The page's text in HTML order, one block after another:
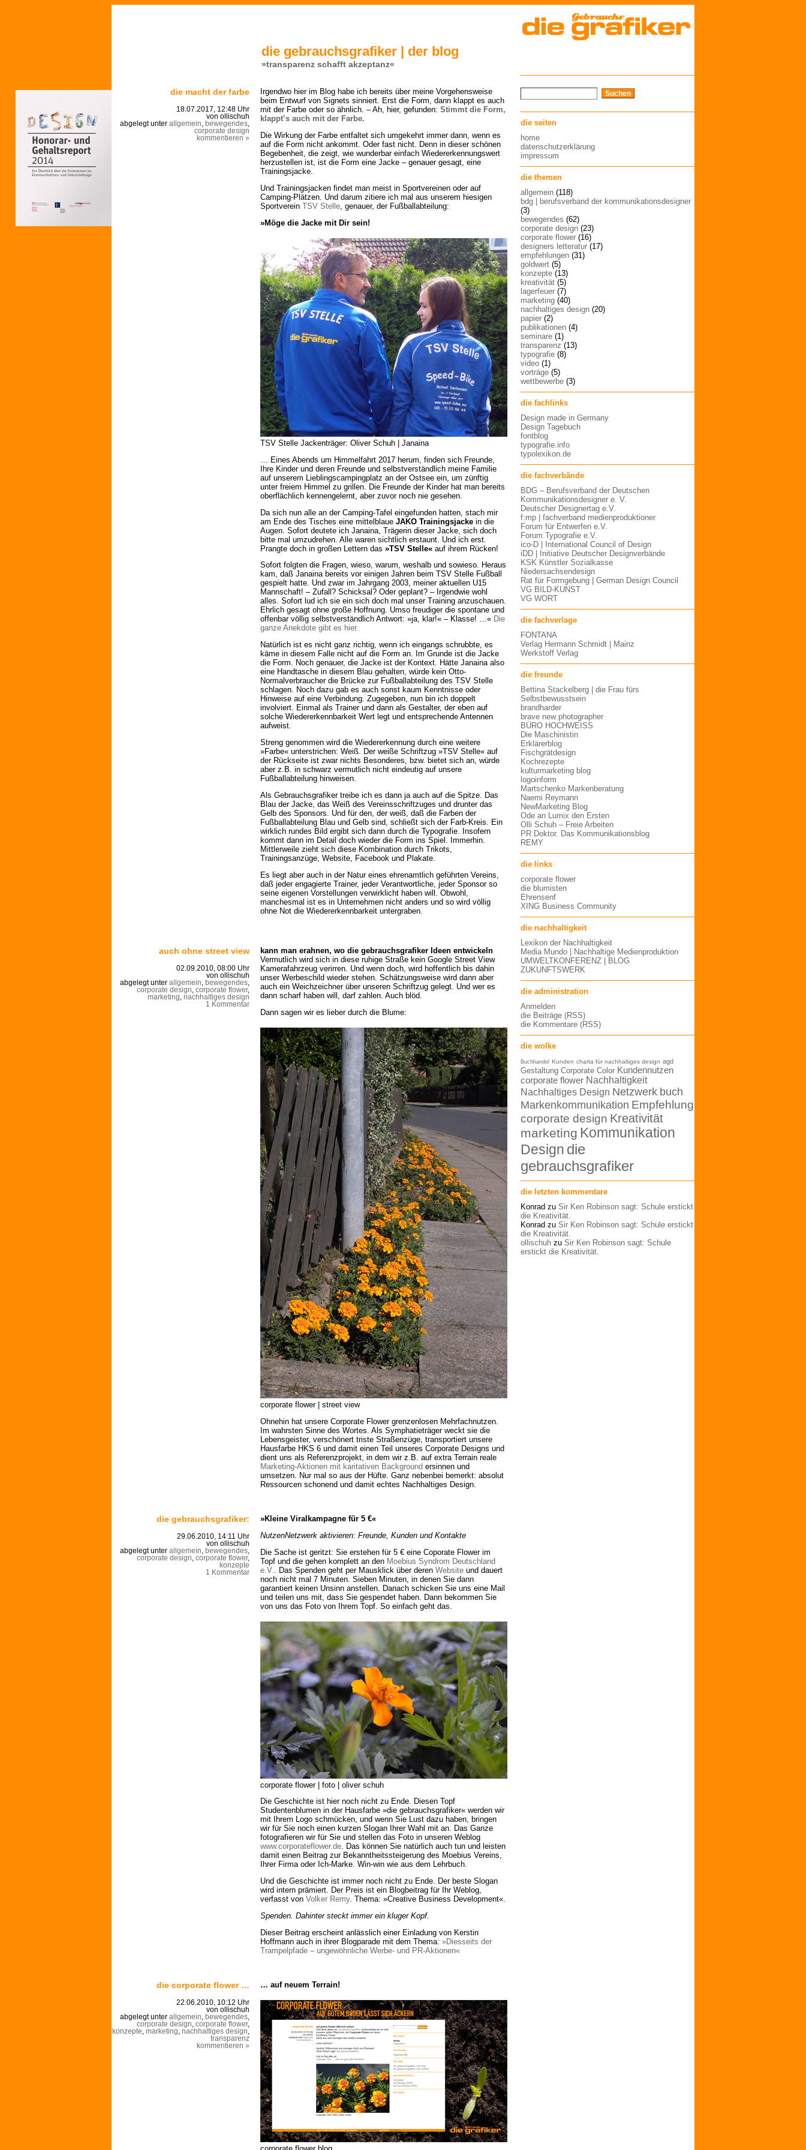
die gebrauchsgrafiker | der blog
»transparenz schafft akzeptanz«
die macht der farbe
18.07.2017, 12:48 Uhr
von ollischuh
abgelegt unter allgemein bewegendes
corporate design
kommentieren »
Irgendwo hier im Blog habe ich bereits über meine Vorgehensweise
beim Entwurf von Signets sinniert. Erst die Form, dann klappt es auch
mit der Farbe oder so ähnlich. – Ah, hier, gefunden: Stimmt die Form,
klappt’s auch mit der Farbe.
Die Wirkung der Farbe entfaltet sich umgekehrt immer dann, wenn es
auf die Form nicht ankommt. Oder fast nicht. Denn in dieser schönen
Begebenheit, die zeigt, wie wunderbar einfach Wiedererkennungswert
herzustellen ist, ist die Form eine Jacke – genauer gesagt, eine
Trainingsjacke.
Und Trainingsjacken findet man meist in Sportvereinen oder auf
Camping-Plätzen. Und darum zitiere ich mal aus unserem hiesigen
Sportverein TSV Stelle , genauer, der Fußballabteilung:
»Möge die Jacke mit Dir sein!
TSV Stelle Jackenträger: Oliver Schuh | Janaina
… Eines Abends um Himmelfahrt 2017 herum, finden sich Freunde,
Ihre Kinder und deren Freunde und selbstverständlich meine Familie
auf unserem Lieblingscampingplatz an der Ostsee ein, um zünftig
unter freiem Himmel zu grillen. Die Freunde der Kinder hat man bereits
oberflächlich kennengelernt, aber zuvor noch nie gesehen.
Da sich nun alle an der Camping-Tafel eingefunden hatten, stach mir
am Ende des Tisches eine mittelblaue JAKO Trainingsjacke in die
Augen. Sofort deutete ich Janaina, Trägerin dieser Jacke, sich doch
bitte mal umzudrehen. Alle waren sichtlich erstaunt. Und ich erst.
Prangte doch in großen Lettern das »TSV Stelle« auf ihrem Rücken!
Sofort folgten die Fragen, wieso, warum, weshalb und sowieso. Heraus
kam, daß Janaina bereits vor einigen Jahren beim TSV Stelle Fußball
gespielt hatte. Und zwar im Jahrgang 2003, meiner aktuellen U15
Mannschaft! – Zufall? Schicksal? Oder geplant? – Irgendwie wohl
alles. Sofort lud ich sie ein sich doch mal unser Training anzuschauen.
Ehrlich gesagt ohne große Hoffnung. Umso freudiger die spontane und
offenbar völlig selbstverständlich Antwort: »ja, klar!« – Klasse! …« Die
ganze Anekdote gibt es hier.
Natürlich ist es nicht ganz richtig, wenn ich eingangs schrubbte, es
käme in diesem Falle nicht auf die Form an. Im Grunde ist die Jacke
die Form. Noch genauer, die Jacke ist der Kontext. Hätte Janaina also
eine Handtasche in diesem Blau gehalten, würde kein Otto-
Normalverbraucher die Brücke zur Fußballabteilung des TSV Stelle
schlagen. Noch dazu gab es auch sonst kaum Kenntnisse oder
Hinweise auf eine Verbindung. Zugegeben, nun bin ich doppelt
involviert. Einmal als Trainer und dann als Gestalter, der eben auf
solche Wiedererkennbarkeit Wert legt und entsprechende Antennen
aufweist.
Streng genommen wird die Wiedererkennung durch eine weitere
»Farbe« unterstrichen: Weiß. Der weiße Schriftzug »TSV Stelle« auf
der Rückseite ist zwar nichts Besonderes, bzw. bietet sich an, würde
aber z.B. in schwarz vermutlich nicht eindeutig auf unsere
Fußballabteilung hinweisen.
Als Gebrauchsgrafiker treibe ich es dann ja auch auf die Spitze. Das
Blau der Jacke, das Weiß des Vereinsschriftzuges und drunter das
Gelb des Sponsors. Und für den, der weiß, daß die Farben der
Fußballabteilung Blau und Gelb sind, schließt sich der Farb-Kreis. Ein
wirklich rundes Bild ergibt sich dann durch die Typografie. Insofern
kommt dann im Detail doch wieder die Form ins Spiel. Immerhin.
Mittlerweile zieht sich diese Kombination durch Trikots,
Trainingsanzüge, Website, Facebook und Plakate.
Es liegt aber auch in der Natur eines ehrenamtlich geführten Vereins,
daß jeder engagierte Trainer, jeder Verantwortliche, jeder Sponsor so
seine eigenen Vorstellungen verwirklicht haben will. Obwohl,
manchesmal ist es in Unternehmen nicht anders und so wird völlig
ohne Not die Wiedererkennbarkeit untergraben.
auch ohne street view
02.09.2010, 08:00 Uhr
von ollischuh
abgelegt unter allgemein bewegendes
corporate design corporate flower,
marketing nachhaltiges design
1 Kommentar
kann man erahnen, wo die gebrauchsgrafiker Ideen entwickeln
Vermutlich wird sich in diese ruhige Straße kein Google Street View
Kamerafahrzeug verirren. Und wenn doch, wird hoffentlich bis dahin
unser Werbeschild wieder stehen. Schätzungsweise wird dann aber
auch ein Weichzeichner über unseren Schriftzug gelegt. Und wer es
dann scharf haben will, darf zahlen. Auch blöd.
Dann sagen wir es lieber durch die Blume:
corporate flower | street view
Ohnehin hat unsere Corporate Flower grenzenlosen Mehrfachnutzen.
Im wahrsten Sinne des Wortes. Als Symphatieträger weckt sie die
Lebensgeister, verschönert triste Straßenzüge, transportiert unsere
Hausfarbe HKS 6 und damit einen Teil unseres Corporate Designs und
dient uns als Referenzprojekt, in dem wir z.B. auf extra Terrain reale
Marketing-Aktionen mit karitativen Background ersinnen und
umsetzen. Nur mal so aus der Hüfte. Ganz nebenbei bemerkt: absolut
Ressourcen schonend und damit echtes Nachhaltiges Design.
die gebrauchsgrafiker:
29.06.2010, 14:11 Uhr
von ollischuh
abgelegt unter allgemein bewegendes
corporate design corporate flower,
konzepte
1 Kommentar
»Kleine Viralkampagne für 5 €«
NutzenNetzwerk aktivieren: Freunde, Kunden und Kontakte
Die Sache ist geritzt: Sie erstehen für 5 € eine Coporate Flower im
Topf und die gehen komplett an den Moebius Syndrom Deutschland
e.V.
. Das Spenden geht per Mausklick über deren Website und dauert
noch nicht mal 7 Minuten. Sieben Minuten, in denen Sie dann
garantiert keinen Unsinn anstellen. Danach schicken Sie uns eine Mail
und teilen uns mit, dass Sie gespendet haben. Dann bekommen Sie
von uns das Foto von Ihrem Topf. So einfach geht das.
corporate flower | foto | oliver schuh
Die Geschichte ist hier noch nicht zu Ende. Diesen Topf
Studentenblumen in der Hausfarbe »die gebrauchsgrafiker« werden wir
mit Ihrem Logo schmücken, und wenn Sie Lust dazu haben, bringen
wir für Sie noch einen kurzen Slogan Ihrer Wahl mit an. Das Ganze
fotografieren wir für Sie und stellen das Foto in unseren Weblog
www.corporateflower.de. Das können Sie natürlich auch tun und leisten
damit einen Beitrag zur Bekanntheitssteigerung des Moebius Vereins,
Ihrer Firma oder Ich-Marke. Win-win wie aus dem Lehrbuch.
Und die Geschichte ist immer noch nicht zu Ende. Der beste Slogan
wird intern prämiert. Der Preis ist ein Blogbeitrag für Ihr Weblog,
verfasst von Volker Remy. Thema: »Creative Business Development«.
Spenden. Dahinter steckt immer ein kluger Kopf.
Dieser Beitrag erscheint anlässlich einer Einladung von Kerstin
Hoffmann auch in ihrer Blogparade mit dem Thema: »Diesseits der
Trampelpfade – ungewöhnliche Werbe- und PR-Aktionen«
die corporate flower …
22.06.2010, 10:12 Uhr
von ollischuh
abgelegt unter allgemein bewegendes
corporate design corporate flower,
konzepte marketing nachhaltiges design
transparenz
kommentieren »
… auf neuem Terrain!
die seiten
home
datenschutzerklärung
impressum
die themen
allgemein (118)
bdg | berufsverband der kommunikationsdesigner
(3)
bewegendes (62)
corporate design (23)
corporate flower (16)
designers letteratur (17)
empfehlungen (31)
goldwert (5)
konzepte (13)
kreativität (5)
lagerfeuer (7)
marketing (40)
nachhaltiges design (20)
papier (2)
publikationen (4)
seminare (1)
transparenz (13)
typografie (8)
video (1)
vorträge (5)
wettbewerbe (3)
die fachlinks
Design made in Germany
Design Tagebuch
fontblog
typografie.info
typolexikon.de
die fachverbände
BDG – Berufsverband der Deutschen
Kommunikationsdesigner e. V.
Deutscher Designertag e.V.
f:mp | fachverband medienproduktioner
Forum für Entwerfen e.V.
Forum Typografie e.V.
ico-D | International Council of Design
iDD | Initiative Deutscher Designverbände
KSK Künstler Sozialkasse
Niedersachsendesign
Rat für Formgebung | German Design Council
VG BILD-KUNST
VG WORT
die fachverlage
FONTANA
Verlag Hermann Schmidt | Mainz
Werkstoff Verlag
die freunde
Bettina Stackelberg | die Frau fürs
Selbstbewusstsein
brandharder
brave new photographer
BÜRO HOCHWEISS
Die Maschinistin
Erklärerblog
Fischgrätdesign
Kochrezepte
kulturmarketing blog
logoinform
Martschenko Markenberatung
Naemi Reymann
NewMarketing Blog
Ode an Lumix den Ersten
Olli Schuh – Freie Arbeiten
PR Doktor. Das Kommunikationsblog
REMY
die links
corporate flower
die blumisten
Ehrensenf
XING Business Community
die nachhaltigkeit
Lexikon der Nachhaltigkeit
Media Mundo | Nachhaltige Medienproduktion
UMWELTKONFERENZ | BLOG
ZUKUNFTSWERK
die administration
Anmelden
die Beiträge (RSS)
die Kommentare (RSS)
die wolke
Buchhandel Kunden charta für nachhaltiges design agd
Gestaltung Corporate Color Kundennutzen
corporate flower Nachhaltigkeit
Nachhaltiges Design Netzwerk buch
Markenkommunikation Empfehlung
corporate design Kreativität
marketing Kommunikation
Design die
gebrauchsgrafiker
die letzten kommentare
Konrad zu Sir Ken Robinson sagt: Schule erstickt
die Kreativität.
Konrad zu Sir Ken Robinson sagt: Schule erstickt
die Kreativität.
ollischuh zu Sir Ken Robinson sagt: Schule
erstickt die Kreativität.